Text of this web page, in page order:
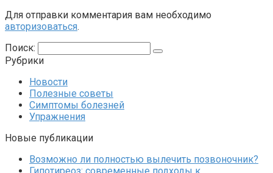
Для отправки комментария вам необходимо
авторизоваться.
Поиск:
Рубрики
Новости
Полезные советы
Симптомы болезней
Упражнения
Новые публикации
Возможно ли полностью вылечить позвоночник?